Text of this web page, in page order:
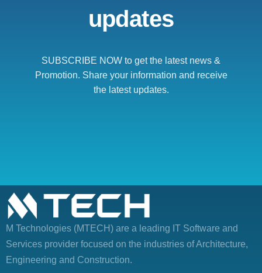
updates
SUBSCRIBE NOW to get the latest news &
Promotion. Share your information and receive
the latest updates.
M Technologies (MTECH) are a leading IT Software and
Services provider focused on the industries of Architecture,
Engineering and Construction.